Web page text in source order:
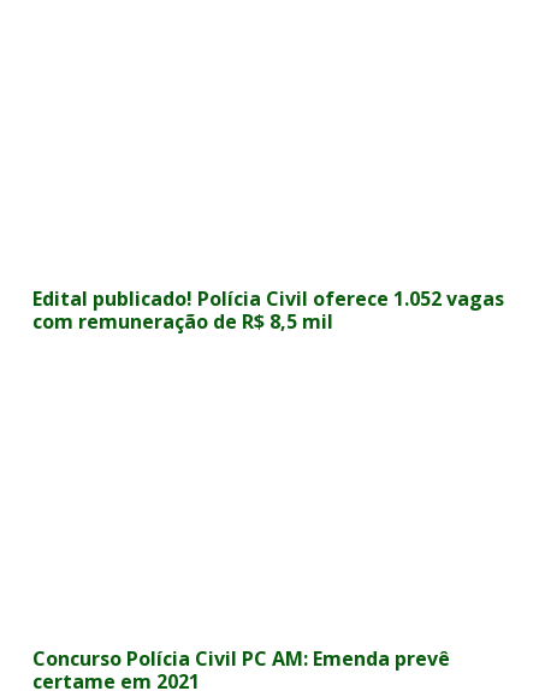
Edital publicado! Polícia Civil oferece 1.052 vagas
com remuneração de R$ 8,5 mil
Concurso Polícia Civil PC AM: Emenda prevê
certame em 2021